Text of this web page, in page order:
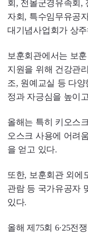
회, 전몰군경유족회,
자회, 특수임무유공
대기념사업회가 상
보훈회관에서는 보
지원을 위해 건강관
조, 원예교실 등 다
정과 자긍심을 높이
올해는 특히 키오스
오스크 사용에 어려
을 얻고 있다.
또한, 보훈회관 외에
관람 등 국가유공자
있다.
올해 제75회 6·25전